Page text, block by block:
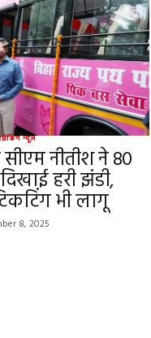
ब्रेकिंग न्यूज़
नीतीश ने 80
हरी झंडी,
भी लागू
8, 2025